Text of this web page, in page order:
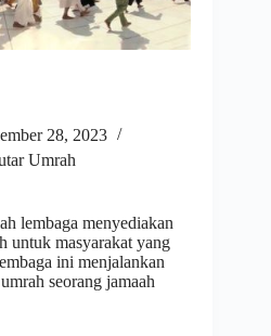
28, 2023
Umrah
lembaga menyediakan
untuk masyarakat yang
ini menjalankan
seorang jamaah